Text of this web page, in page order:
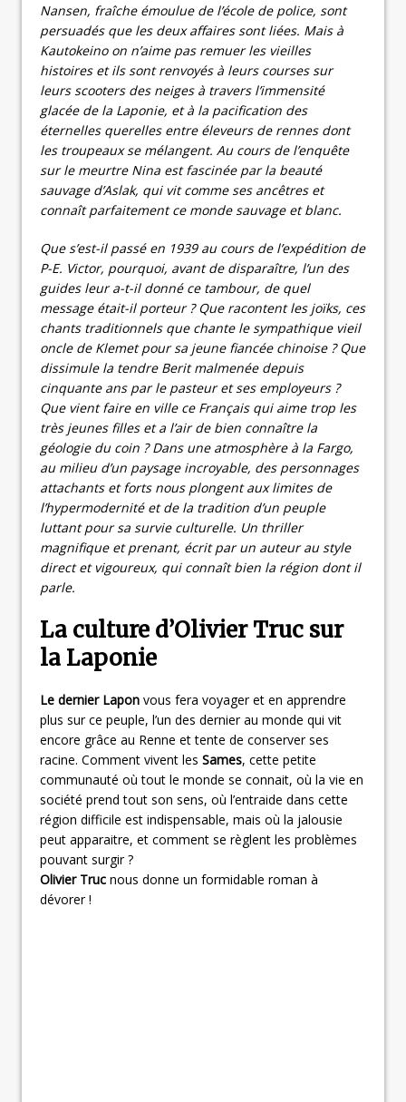
Nansen, fraîche émoulue de l’école de police, sont
persuadés que les deux affaires sont liées. Mais à
Kautokeino on n’aime pas remuer les vieilles
histoires et ils sont renvoyés à leurs courses sur
leurs scooters des neiges à travers l’immensité
glacée de la Laponie, et à la pacification des
éternelles querelles entre éleveurs de rennes dont
les troupeaux se mélangent. Au cours de l’enquête
sur le meurtre Nina est fascinée par la beauté
sauvage d’Aslak, qui vit comme ses ancêtres et
connaît parfaitement ce monde sauvage et blanc.
Que s’est-il passé en 1939 au cours de l’expédition de
P-E. Victor, pourquoi, avant de disparaître, l’un des
guides leur a-t-il donné ce tambour, de quel
message était-il porteur ? Que racontent les joïks, ces
chants traditionnels que chante le sympathique vieil
oncle de Klemet pour sa jeune fiancée chinoise ? Que
dissimule la tendre Berit malmenée depuis
cinquante ans par le pasteur et ses employeurs ?
Que vient faire en ville ce Français qui aime trop les
très jeunes filles et a l’air de bien connaître la
géologie du coin ? Dans une atmosphère à la Fargo,
au milieu d’un paysage incroyable, des personnages
attachants et forts nous plongent aux limites de
l’hypermodernité et de la tradition d’un peuple
luttant pour sa survie culturelle. Un thriller
magnifique et prenant, écrit par un auteur au style
direct et vigoureux, qui connaît bien la région dont il
parle.
La culture d’Olivier Truc sur
la Laponie
Le dernier Lapon vous fera voyager et en apprendre
plus sur ce peuple, l’un des dernier au monde qui vit
encore grâce au Renne et tente de conserver ses
racine. Comment vivent les Sames, cette petite
communauté où tout le monde se connait, où la vie en
société prend tout son sens, où l’entraide dans cette
région difficile est indispensable, mais où la jalousie
peut apparaitre, et comment se règlent les problèmes
pouvant surgir ?
Olivier Truc nous donne un formidable roman à
dévorer !